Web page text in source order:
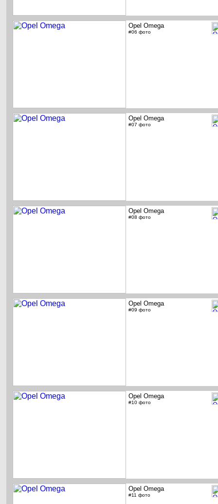
Opel Omega
#06 фото
Opel Omega
#07 фото
Opel Omega
#08 фото
Opel Omega
#09 фото
Opel Omega
#10 фото
Opel Omega
#11 фото